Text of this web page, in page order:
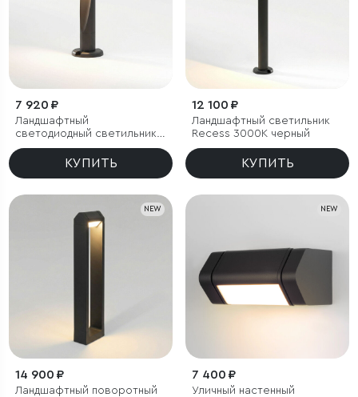
7 920 ₽
Ландшафтный
светодиодный светильник
Recess 3000K черный IP65
КУПИТЬ
12 100 ₽
Ландшафтный светильник
Recess 3000K черный
КУПИТЬ
NEW
14 900 ₽
Ландшафтный поворотный
NEW
7 400 ₽
Уличный настенный